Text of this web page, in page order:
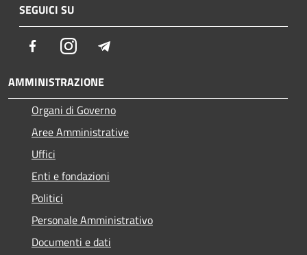
SEGUICI SU
FacebookInstagram
AMMINISTRAZIONE
Organi di Governo
Aree Amministrative
Uffici
Enti e fondazioni
Politici
Personale Amministrativo
Documenti e dati